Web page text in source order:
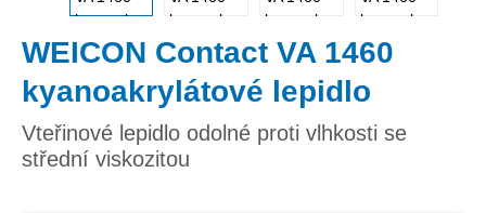
WEICON Contact VA 1460
kyanoakrylátové lepidlo
Vteřinové lepidlo odolné proti vlhkosti se
střední viskozitou